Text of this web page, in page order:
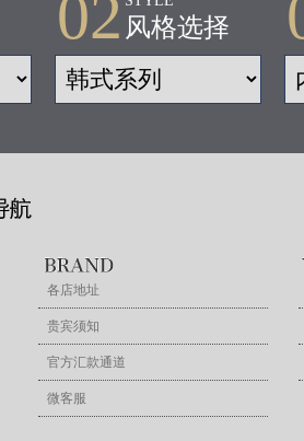
02 风格选择
各店地址
贵宾须知
官方汇款通道
微客服